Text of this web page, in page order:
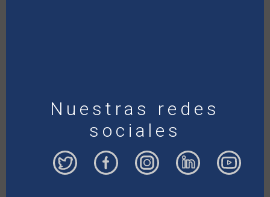
Nuestras redes
sociales